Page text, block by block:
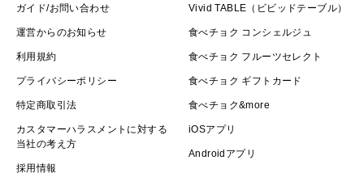
ガイド/お問い合わせ
運営からのお知らせ
利用規約
プライバシーポリシー
特定商取引法
カスタマーハラスメントに対する
当社の考え方
採用情報
Vivid TABLE（ビビッドテーブル）
食べチョク コンシェルジュ
食べチョク フルーツセレクト
食べチョク ギフトカード
食べチョク&more
iOSアプリ
Androidアプリ